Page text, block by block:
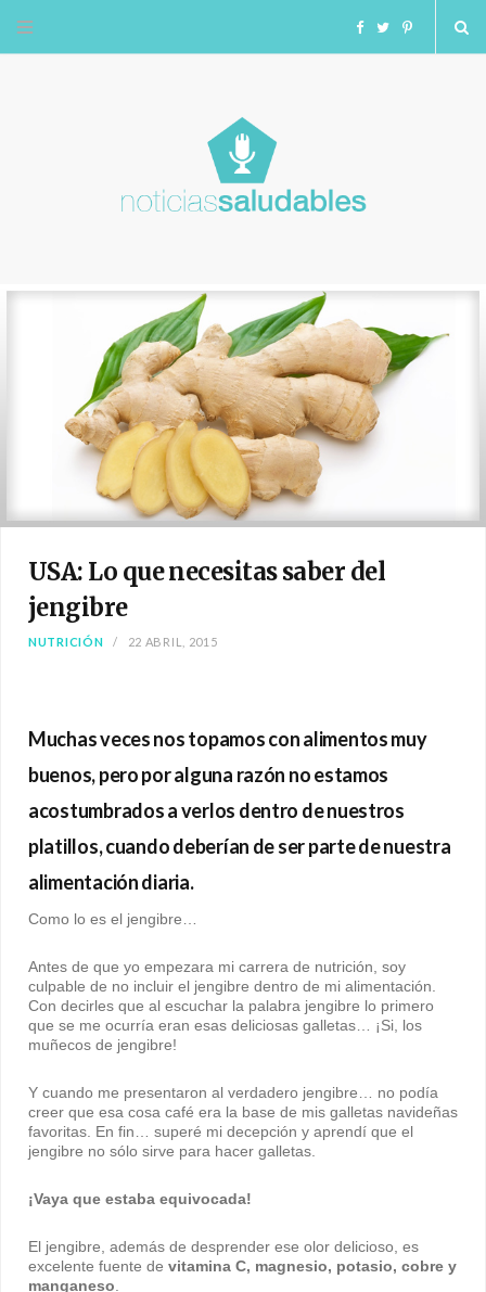
F
o
k
T
r
I
r
USA: Lo que necesitas saber del
jengibre
NUTRICIÓN 22 ABRIL, 2015
Muchas veces nos topamos con alimentos muy
buenos, pero por alguna razón no estamos
acostumbrados a verlos dentro de nuestros
platillos, cuando deberían de ser parte de nuestra
alimentación diaria.
Como lo es el jengibre…
Antes de que yo empezara mi carrera de nutrición, soy
culpable de no incluir el jengibre dentro de mi alimentación.
Con decirles que al escuchar la palabra jengibre lo primero
que se me ocurría eran esas deliciosas galletas… ¡Si, los
muñecos de jengibre!
Y cuando me presentaron al verdadero jengibre… no podía
creer que esa cosa café era la base de mis galletas navideñas
favoritas. En fin… superé mi decepción y aprendí que el
jengibre no sólo sirve para hacer galletas.
¡Vaya que estaba equivocada!
El jengibre, además de desprender ese olor delicioso, es
excelente fuente de vitamina C, magnesio, potasio, cobre y
manganeso